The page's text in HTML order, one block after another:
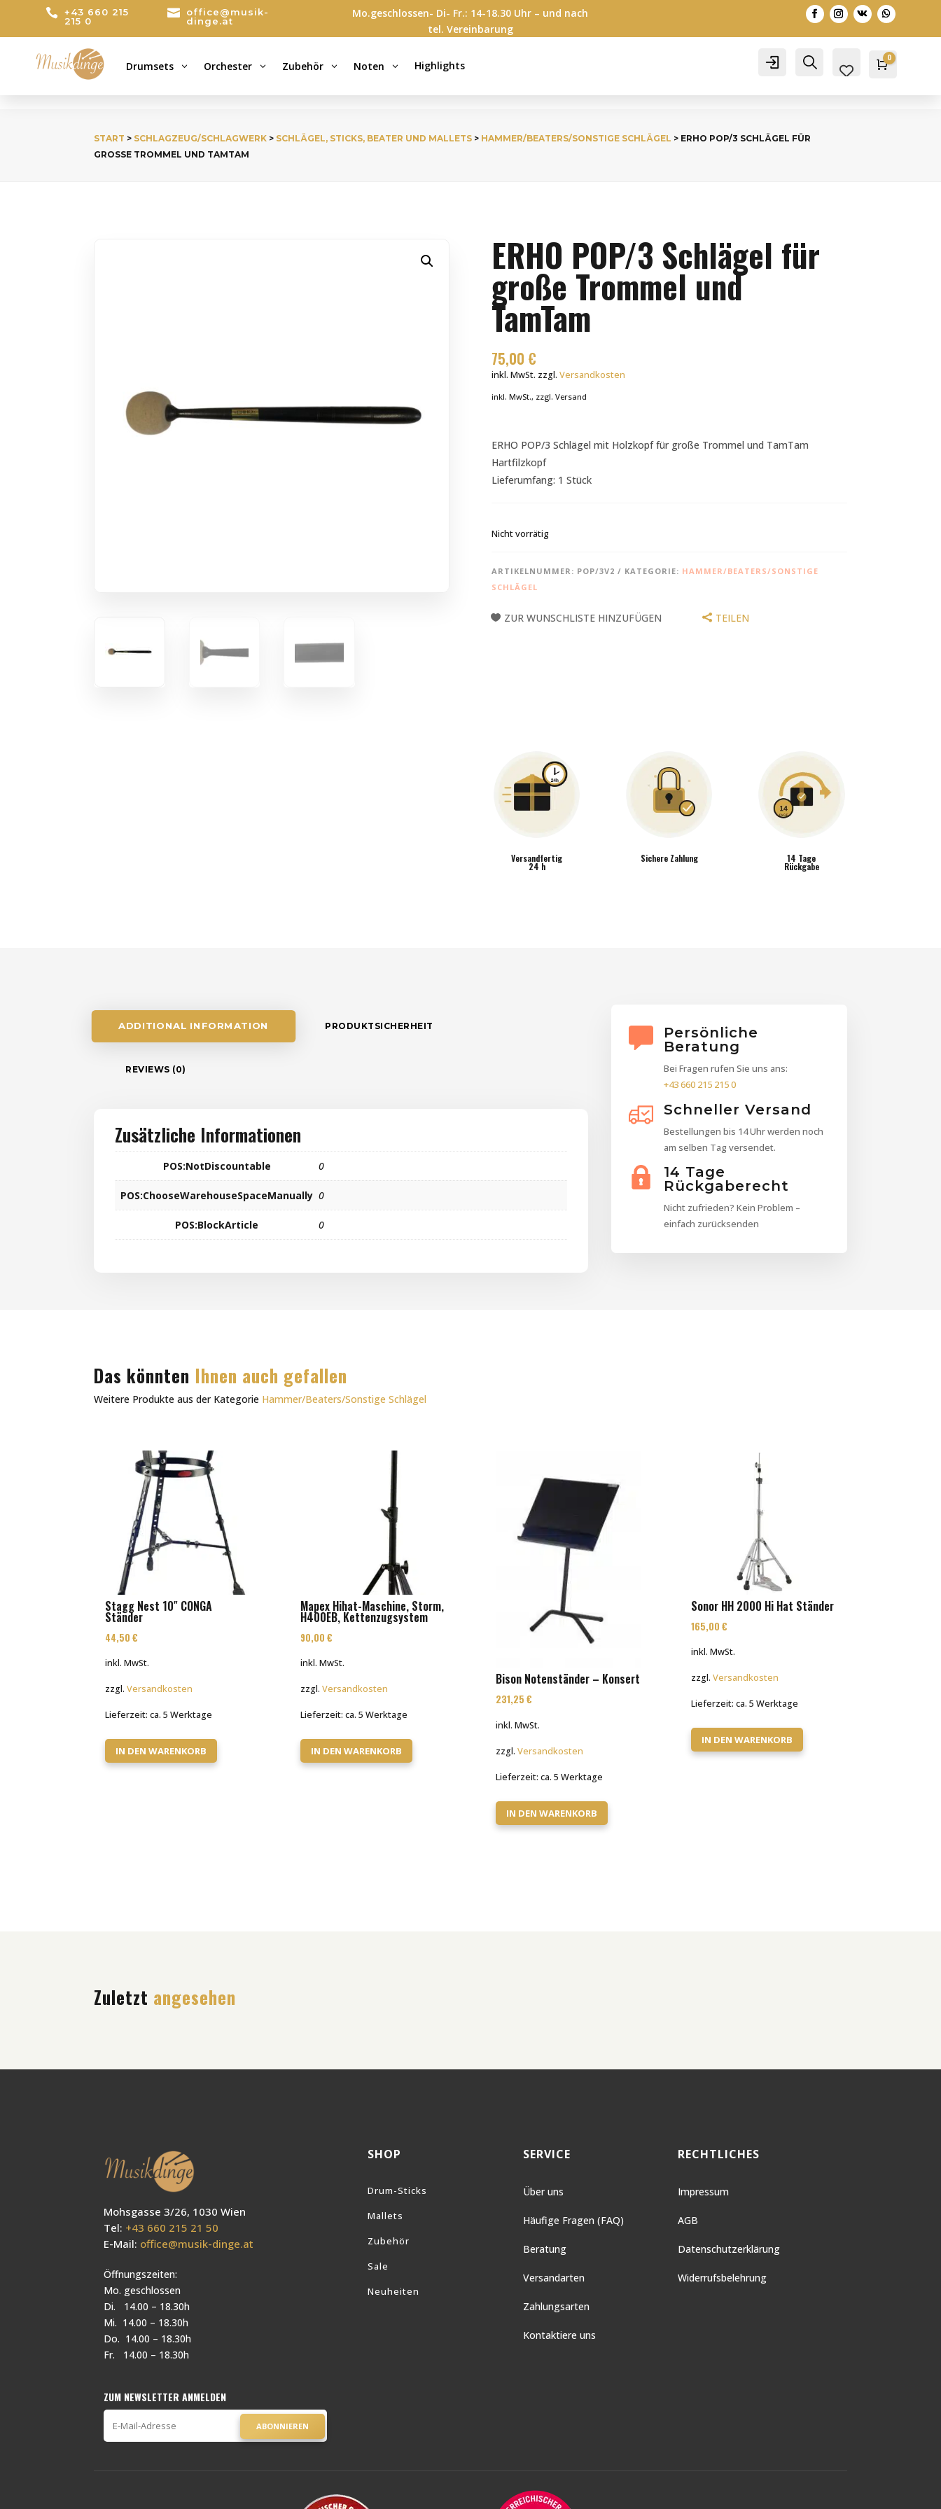
 +43 660 215
215 0

office@musik-
dinge.at
Mo.geschlossen- Di- Fr.: 14-18.30 Uhr – und nach
tel. Vereinbarung
Drumsets 3 Orchester 3 Zubehör 3 Noten 3 Highlights Account Search 0
START > SCHLAGZEUG/SCHLAGWERK > SCHLÄGEL, STICKS, BEATER UND MALLETS > HAMMER/BEATERS/SONSTIGE SCHLÄGEL > ERHO POP/3 SCHLÄGEL FÜR
GROSSE TROMMEL UND TAMTAM
ERHO POP/3 Schlägel für
große Trommel und
TamTam
75,00 €
inkl. MwSt. zzgl. Versandkosten
inkl. MwSt., zzgl. Versand
ERHO POP/3 Schlägel mit Holzkopf für große Trommel und TamTam
Hartfilzkopf
Lieferumfang: 1 Stück
Nicht vorrätig
ARTIKELNUMMER: POP/3V2 KATEGORIE: HAMMER/BEATERS/SONSTIGE
SCHLÄGEL
ZUR WUNSCHLISTE HINZUFÜGEN TEILEN
Versandfertig
24 h
Sichere Zahlung 14 Tage
Rückgabe
ADDITIONAL INFORMATION PRODUKTSICHERHEIT
REVIEWS (0)
Zusätzliche Informationen
POS:NotDiscountable 0
POS:ChooseWarehouseSpaceManually 0
POS:BlockArticle 0
Persönliche
Beratung
Bei Fragen rufen Sie uns ans:
+43 660 215 215 0
Schneller Versand
Bestellungen bis 14 Uhr werden noch
am selben Tag versendet.
14 Tage
Rückgaberecht
Nicht zufrieden? Kein Problem –
einfach zurücksenden
Das könnten Ihnen auch gefallen
Weitere Produkte aus der Kategorie Hammer/Beaters/Sonstige Schlägel
Stagg Nest 10″ CONGA
Ständer
44,50€
inkl. MwSt.
zzgl.Versandkosten
Lieferzeit:ca. 5 Werktage
IN DEN WARENKORB
Mapex Hihat-Maschine, Storm,
H400EB, Kettenzugsystem
90,00€
inkl. MwSt.
zzgl.Versandkosten
Lieferzeit:ca. 5 Werktage
IN DEN WARENKORB
Bison Notenständer – Konsert
231,25€
inkl. MwSt.
zzgl.Versandkosten
Lieferzeit:ca. 5 Werktage
IN DEN WARENKORB
Sonor HH 2000 Hi Hat Ständer
165,00€
inkl. MwSt.
zzgl.Versandkosten
Lieferzeit:ca. 5 Werktage
IN DEN WARENKORB
Zuletzt angesehen
Mohsgasse 3/26, 1030 Wien
Tel: +43 660 215 21 50
E-Mail: office@musik-dinge.at
Öffnungszeiten:
Mo. geschlossen
Di. 14.00 – 18.30h
Mi. 14.00 – 18.30h
Do. 14.00 – 18.30h
Fr. 14.00 – 18.30h
ZUM NEWSLETTER ANMELDEN
ABONNIEREN
SHOP
Drum-Sticks
Mallets
Zubehör
Sale
Neuheiten
SERVICE
Über uns
Häufige Fragen (FAQ)
Beratung
Versandarten
Zahlungsarten
Kontaktiere uns
RECHTLICHES
Impressum
AGB
Datenschutzerklärung
Widerrufsbelehrung